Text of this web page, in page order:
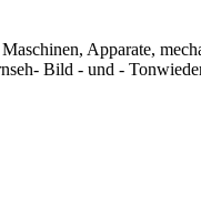
Apparate,
Bild - und -